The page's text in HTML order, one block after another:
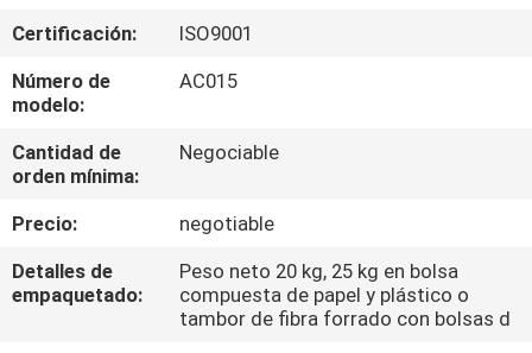
VIAJE
DE
FÁBRICA
CONTROL
DE
Certificación:
ISO9001
Número de
modelo:
AC015
Cantidad de
orden mínima:
Negociable
Precio:
negotiable
Detalles de
empaquetado:
Peso neto 20 kg, 25 kg en bolsa
compuesta de papel y plástico o
tambor de fibra forrado con bolsas d